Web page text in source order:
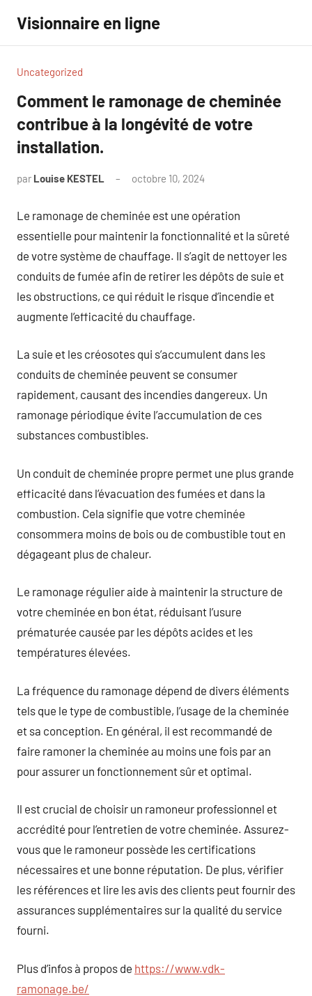
contenu
Visionnaire en ligne
Uncategorized
Comment le ramonage de cheminée
contribue à la longévité de votre
installation.
par Louise KESTEL octobre 10, 2024
Le ramonage de cheminée est une opération
essentielle pour maintenir la fonctionnalité et la sûreté
de votre système de chauffage. Il s’agit de nettoyer les
conduits de fumée afin de retirer les dépôts de suie et
les obstructions, ce qui réduit le risque d’incendie et
augmente l’efficacité du chauffage.
La suie et les créosotes qui s’accumulent dans les
conduits de cheminée peuvent se consumer
rapidement, causant des incendies dangereux. Un
ramonage périodique évite l’accumulation de ces
substances combustibles.
Un conduit de cheminée propre permet une plus grande
efficacité dans l’évacuation des fumées et dans la
combustion. Cela signifie que votre cheminée
consommera moins de bois ou de combustible tout en
dégageant plus de chaleur.
Le ramonage régulier aide à maintenir la structure de
votre cheminée en bon état, réduisant l’usure
prématurée causée par les dépôts acides et les
températures élevées.
La fréquence du ramonage dépend de divers éléments
tels que le type de combustible, l’usage de la cheminée
et sa conception. En général, il est recommandé de
faire ramoner la cheminée au moins une fois par an
pour assurer un fonctionnement sûr et optimal.
Il est crucial de choisir un ramoneur professionnel et
accrédité pour l’entretien de votre cheminée. Assurez-
vous que le ramoneur possède les certifications
nécessaires et une bonne réputation. De plus, vérifier
les références et lire les avis des clients peut fournir des
assurances supplémentaires sur la qualité du service
fourni.
Plus d’infos à propos de https://www.vdk-
ramonage.be/